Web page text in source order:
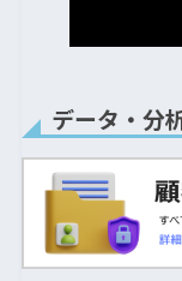
データ・分